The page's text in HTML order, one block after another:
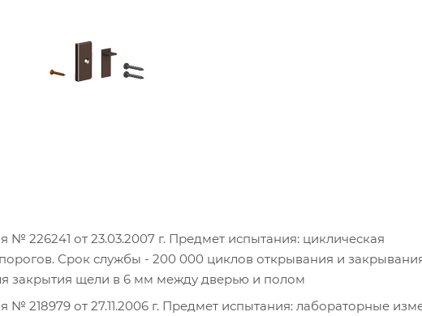
226241 от 23.03.2007 г. Предмет испытания: циклическая
Срок службы - 200 000 циклов открывания и
закрытия щели в 6 мм между дверью и полом
218979 от 27.11.2006 г. Предмет испытания: лабораторные